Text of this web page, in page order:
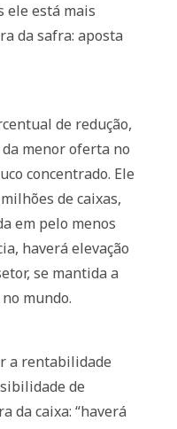
ele está mais
da safra: aposta
de redução,
menor oferta no
concentrado. Ele
de caixas,
em pelo menos
haverá elevação
se mantida a
mundo.
a rentabilidade
de
da caixa: “haverá